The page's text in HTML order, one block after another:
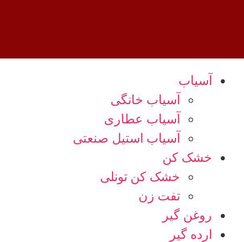
آسیاب
آسیاب خانگی
آسیاب عطاری
آسیاب استیل صنعتی
خشک کن
خشک کن تونلی
تفت زن
روغن گیر
ارده گیر